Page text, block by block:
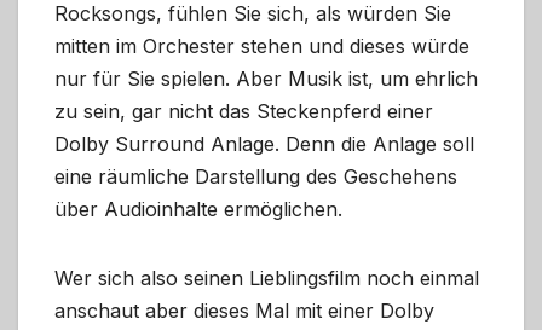
Rocksongs, fühlen Sie sich, als würden Sie
mitten im Orchester stehen und dieses würde
nur für Sie spielen. Aber Musik ist, um ehrlich
zu sein, gar nicht das Steckenpferd einer
Dolby Surround Anlage. Denn die Anlage soll
eine räumliche Darstellung des Geschehens
über Audioinhalte ermöglichen.
Wer sich also seinen Lieblingsfilm noch einmal
anschaut aber dieses Mal mit einer Dolby